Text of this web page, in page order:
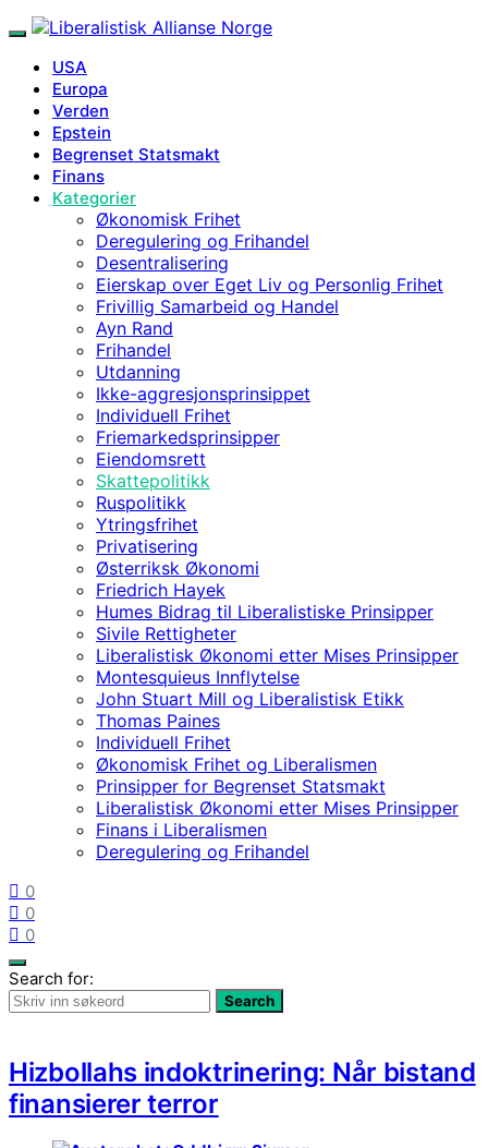
USA
Europa
Verden
Epstein
Begrenset Statsmakt
Finans
Kategorier
Økonomisk Frihet
Deregulering og Frihandel
Desentralisering
Eierskap over Eget Liv og Personlig Frihet
Frivillig Samarbeid og Handel
Ayn Rand
Frihandel
Utdanning
Ikke-aggresjonsprinsippet
Individuell Frihet
Friemarkedsprinsipper
Eiendomsrett
Skattepolitikk
Ruspolitikk
Ytringsfrihet
Privatisering
Østerriksk Økonomi
Friedrich Hayek
Humes Bidrag til Liberalistiske Prinsipper
Sivile Rettigheter
Liberalistisk Økonomi etter Mises Prinsipper
Montesquieus Innflytelse
John Stuart Mill og Liberalistisk Etikk
Thomas Paines
Individuell Frihet
Økonomisk Frihet og Liberalismen
Prinsipper for Begrenset Statsmakt
Liberalistisk Økonomi etter Mises Prinsipper
Finans i Liberalismen
Deregulering og Frihandel
0
0
0
Search for:
Search
Hizbollahs indoktrinering: Når bistand
finansierer terror